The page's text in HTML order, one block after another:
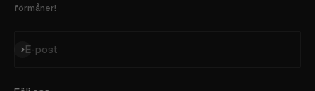
förmåner!
E-post
Prenumerera